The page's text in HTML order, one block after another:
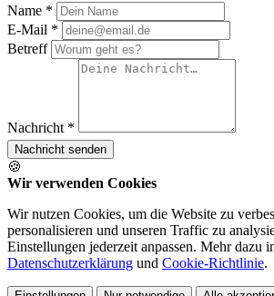
Name *
E-Mail *
Betreff
Nachricht *
Nachricht senden
🍪
Wir verwenden Cookies
Wir nutzen Cookies, um die Website zu
personalisieren und unseren Traffic zu
Einstellungen jederzeit anpassen. Mehr dazu
Datenschutzerklärung und Cookie-Richtlinie.